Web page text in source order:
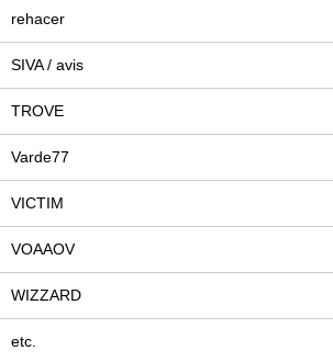
rehacer
SIVA / avis
TROVE
Varde77
VICTIM
VOAAOV
WIZZARD
etc.